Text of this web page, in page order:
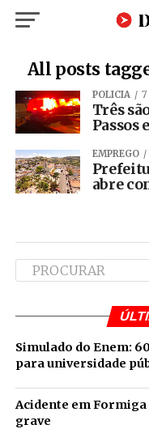
All posts
POLÍCIA 7
Três
Passos
EMPREGO
abre
Simulado do Enem:
para universidade
Acidente em
grave